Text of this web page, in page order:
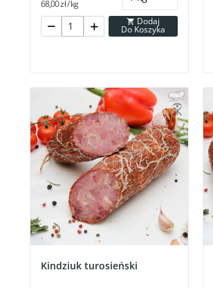

Do Koszyka
68,00 zł / kg
Kindziuk turosieński